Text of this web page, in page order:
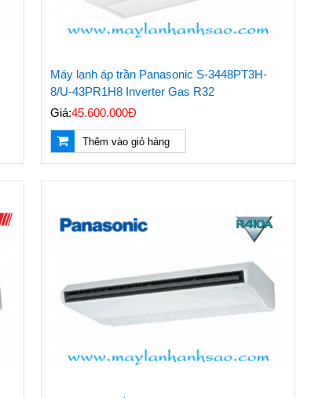
Máy lạnh áp trần Panasonic S-3448PT3H-
8/U-43PR1H8 Inverter Gas R32
Giá:45.600.000Đ
Thêm vào giỏ hàng